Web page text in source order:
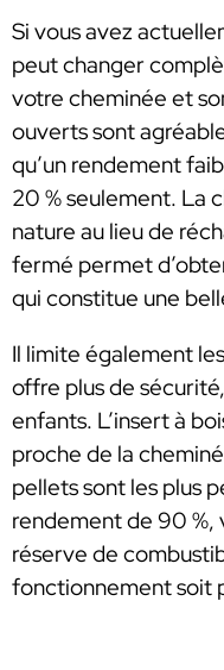
Si vous avez
peut changer
votre cheminée et
ouverts sont
qu’un rendement
20 % seulement. La
nature au lieu de
fermé permet
qui constitue une
Il limite également
offre plus de
enfants. L’insert à
proche de la
pellets sont les plus
rendement de 90 %,
réserve de
fonctionnement soit